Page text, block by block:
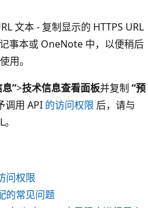
文本 - 复制显示的 HTTPS URL
事本或 OneNote 中，以便稍后
用。
”>技术信息查看面板并复制 “预
调用 API 的访问权限 后，请与
问权限
的常见问题